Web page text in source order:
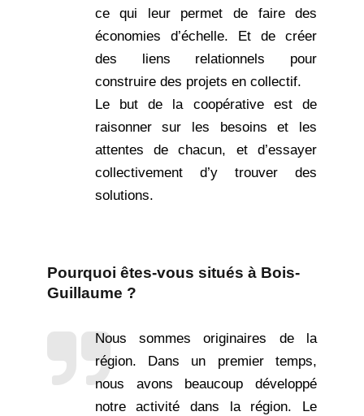
ce qui leur permet de faire des
économies d’échelle. Et de créer
des liens relationnels pour
construire des projets en collectif.
Le but de la coopérative est de
raisonner sur les besoins et les
attentes de chacun, et d’essayer
collectivement d’y trouver des
solutions.
Pourquoi êtes-vous situés à Bois-
Guillaume ?
Nous sommes originaires de la
région. Dans un premier temps,
nous avons beaucoup développé
notre activité dans la région. Le